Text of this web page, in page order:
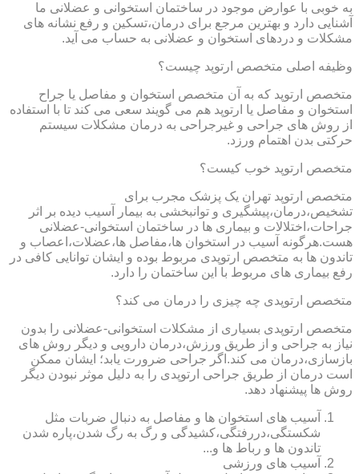
به خوبی با عوارض موجود در ساختمان استخوانی و عضلانی ما
آشنایی دارد و بهترین مرجع برای درمان،تسکین و رفع نشانه های
مشکلات و دردهای استخوان و عضلانی به حساب می آید.
وظیفه اصلی متخصص ارتوپد چیست؟
متخصص ارتوپد که به آن متخصص استخوان و مفاصل یا جراح
استخوان و مفاصل یا ارتوپد هم می گویند سعی می کند تا با استفاده
از روش های جراحی و غیرجراحی به درمان مشکلات سیستم
حرکتی بدن اهتمام ورزد.
متخصص ارتوپد خوب کیست؟
متخصص ارتوپد تهران یک پزشک مجرب برای
تشخیص،درمان،پیشگیری و توانبخشی به بیمار آسیب دیده بر اثر
جراحات،اختلالات و بیماری ها در ساختمان استخوانی-عضلانی
هست.هرگونه آسیب در استخوان ها،مفاصل ها،عضلات،اعصاب و
تاندون ها به متخصص ارتوپدی مربوط بوده و ایشان توانایی کافی در
رفع بیماری های مربوط با این ساختمان را دارد.
متخصص ارتوپدی چه چیزی را درمان می کند؟
متخصص ارتوپدی بسیاری از مشکلات استخوانی-عضلانی را بدون
نیاز به جراحی و از طریق ورزش،درمان دارویی و دیگر روش های
بازسازی،درمان می کند.اگر جراحی ضرورت یابد؛ ایشان ممکن
است درمان از طریق جراحی ارتوپدی را به دلیل موثر نبودن دیگر
روش ها پیشنهاد دهد.
آسیب های استخوان ها و مفاصل به دنبال ضربات مثل
شکستگی،دررفتگی،کشیدگی و رگ به رگ شدن،پاره شدن
تاندون ها و رباط ها و...
آسیب های ورزشی